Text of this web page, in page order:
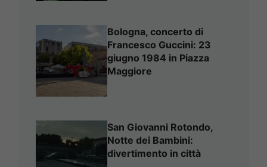
Bologna, concerto di
Francesco Guccini: 23
giugno 1984 in Piazza
Maggiore
San Giovanni Rotondo,
Notte dei Bambini:
divertimento in città